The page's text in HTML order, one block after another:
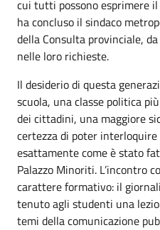
cui tutti possono esprimere il
ha concluso il sindaco
della Consulta provinciale,
nelle loro richieste.
Il desiderio di questa
scuola, una classe politica
dei cittadini, una maggiore
certezza di poter
esattamente come è stato
Palazzo Minoriti. L’incontro
carattere formativo: il
tenuto agli studenti una
temi della comunicazione